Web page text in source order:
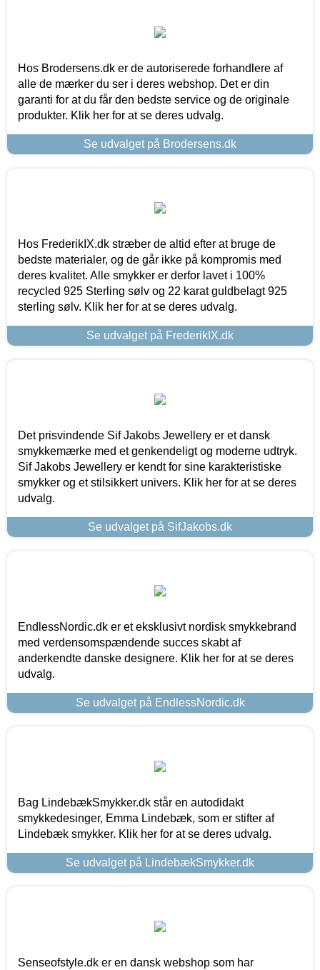
Hos Brodersens.dk er de autoriserede forhandlere af
alle de mærker du ser i deres webshop. Det er din
garanti for at du får den bedste service og de originale
produkter. Klik her for at se deres udvalg.
Se udvalget på Brodersens.dk
Hos FrederikIX.dk stræber de altid efter at bruge de
bedste materialer, og de går ikke på kompromis med
deres kvalitet. Alle smykker er derfor lavet i 100%
recycled 925 Sterling sølv og 22 karat guldbelagt 925
sterling sølv. Klik her for at se deres udvalg.
Se udvalget på FrederikIX.dk
Det prisvindende Sif Jakobs Jewellery er et dansk
smykkemærke med et genkendeligt og moderne udtryk.
Sif Jakobs Jewellery er kendt for sine karakteristiske
smykker og et stilsikkert univers. Klik her for at se deres
udvalg.
Se udvalget på SifJakobs.dk
EndlessNordic.dk er et eksklusivt nordisk smykkebrand
med verdensomspændende succes skabt af
anderkendte danske designere. Klik her for at se deres
udvalg.
Se udvalget på EndlessNordic.dk
Bag LindebækSmykker.dk står en autodidakt
smykkedesinger, Emma Lindebæk, som er stifter af
Lindebæk smykker. Klik her for at se deres udvalg.
Se udvalget på LindebækSmykker.dk
Senseofstyle.dk er en dansk webshop som har